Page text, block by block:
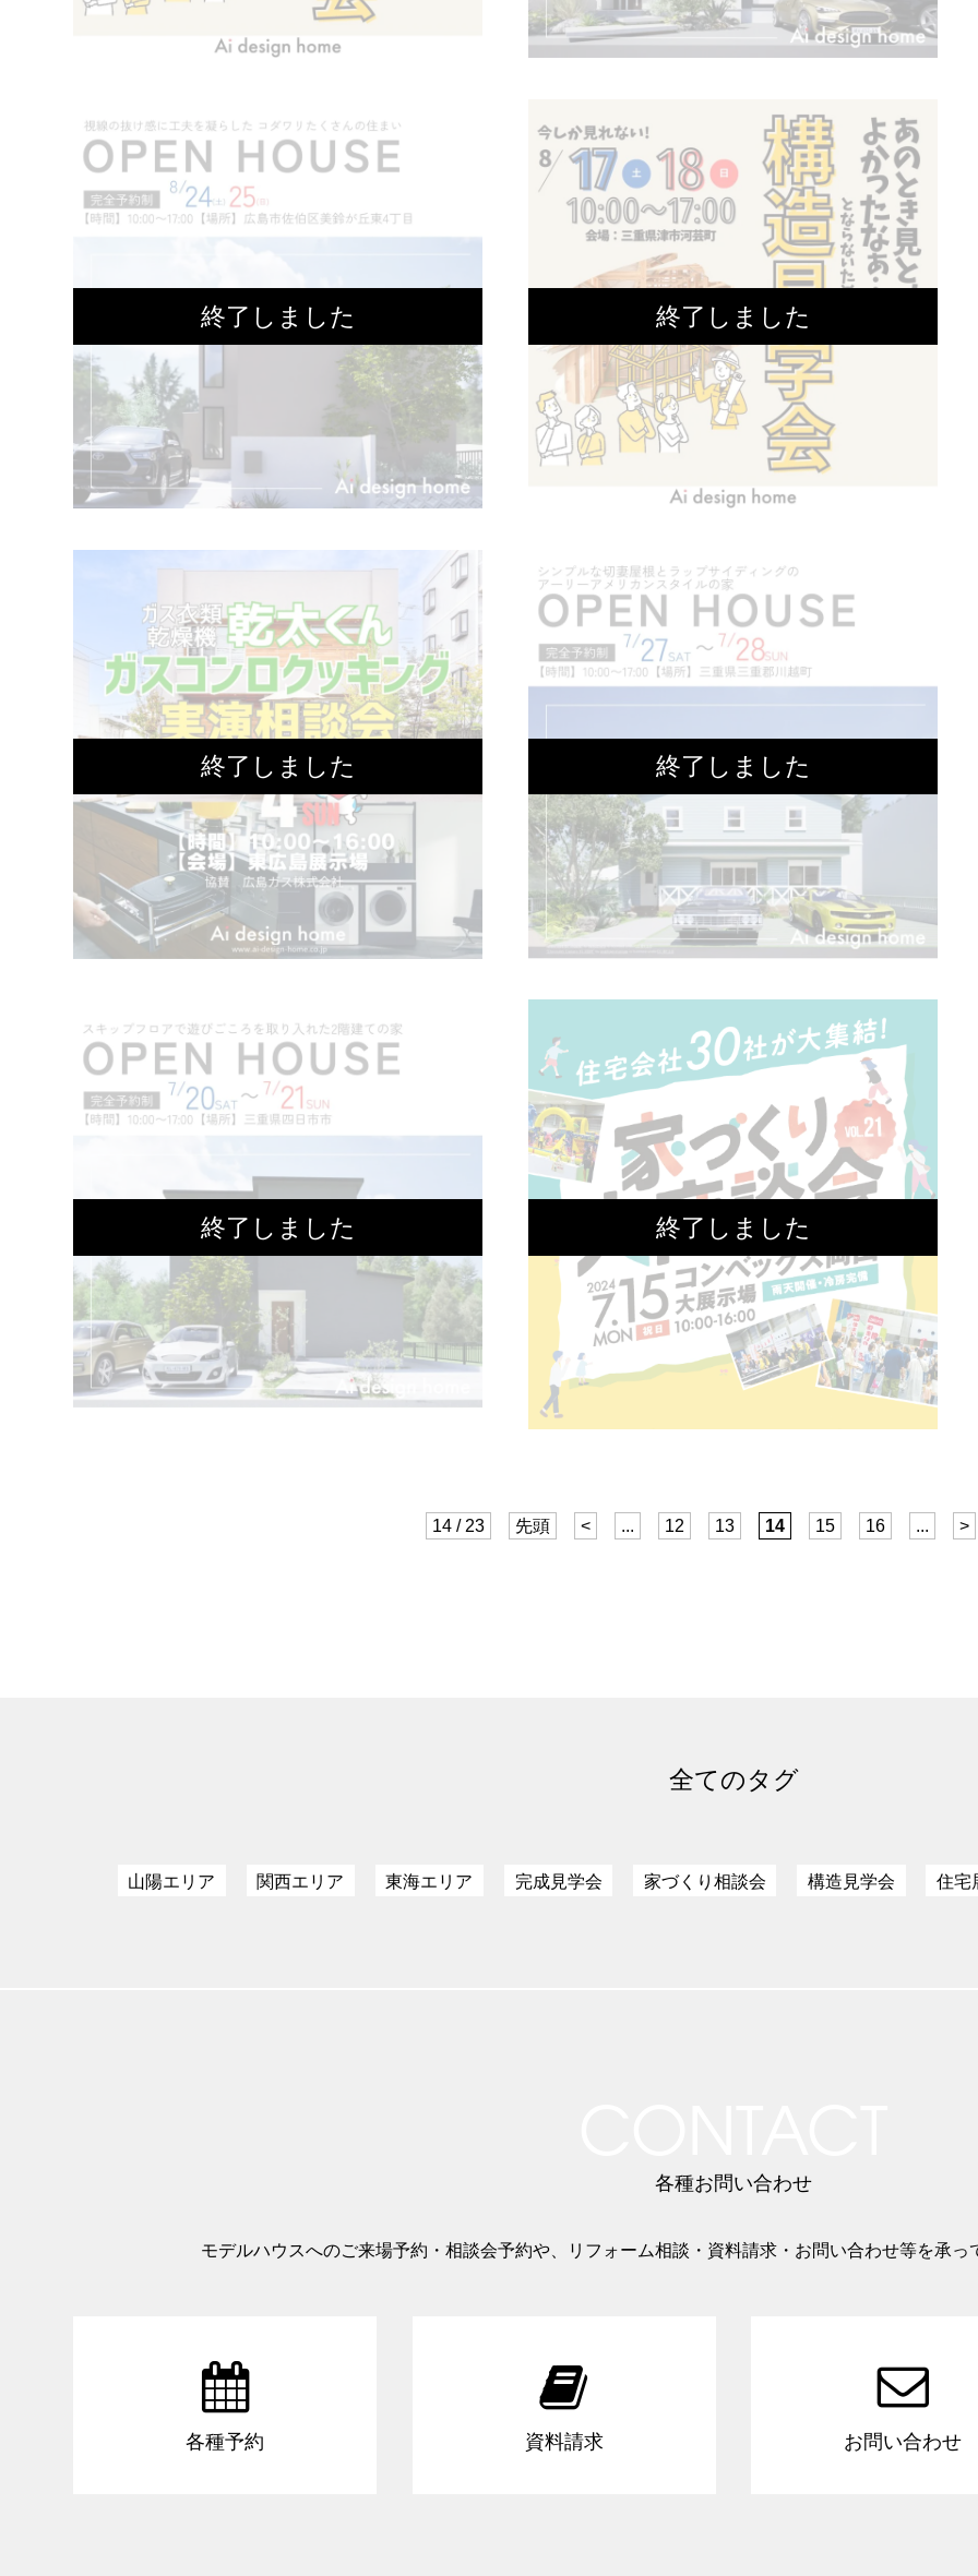
14 / 23 先頭 < 12 13 14 15 16 >
全てのタグ
山陽エリア 関西エリア 東海エリア 完成見学会 家づくり相談会 構造見学会 住宅
各種お問い合わせ
モデルハウスへのご来場予約・相談会予約や、リフォーム相談・資料請求・お問い合わせ等を承

各種予約

資料請求

お問い合わせ